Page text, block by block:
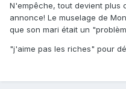
N'empêche, tout devient plus
annonce! Le muselage de
que son mari était un
"j'aime pas les riches" pour